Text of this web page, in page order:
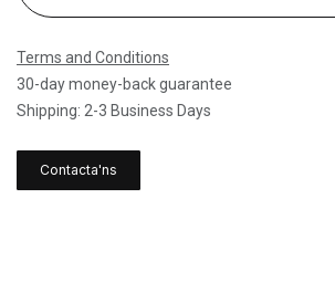
Terms and Conditions
30-day money-back guarantee
Shipping: 2-3 Business Days
Contacta'ns